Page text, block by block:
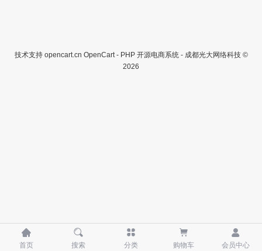
技术支持 opencart.cn OpenCart - PHP 开源电商系统 - 成都光大网络科技 ©
2026

首页

搜索

分类

购物车

会员中心